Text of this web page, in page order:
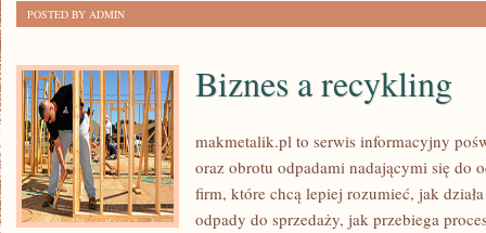
POSTED BY ADMIN
Biznes a recykling
makmetalik.pl to serwis informacyjny
oraz obrotu odpadami nadającymi się do
firm, które chcą lepiej rozumieć, jak
odpady do sprzedaży, jak przebiega